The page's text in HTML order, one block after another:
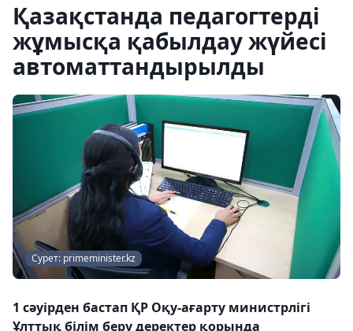
Қазақстанда педагогтерді
жұмысқа қабылдау жүйесі
автоматтандырылды
Сурет: primeminister.kz
1 сәуірден бастап ҚР Оқу-ағарту министрлігі
Ұлттық білім беру деректер қорында